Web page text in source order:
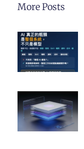
More Posts